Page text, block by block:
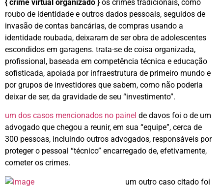
{ crime virtual organizado } os crimes tradicionais, como
roubo de identidade e outros dados pessoais, seguidos de
invasão de contas bancárias, de compras usando a
identidade roubada, deixaram de ser obra de adolescentes
escondidos em garagens. trata-se de coisa organizada,
profissional, baseada em competência técnica e educação
sofisticada, apoiada por infraestrutura de primeiro mundo e
por grupos de investidores que sabem, como não poderia
deixar de ser, da gravidade de seu “investimento”.
um dos casos mencionados no painel de davos foi o de um
advogado que chegou a reunir, em sua “equipe”, cerca de
300 pessoas, incluindo outros advogados, responsáveis por
proteger o pessoal “técnico” encarregado de, efetivamente,
cometer os crimes.
um outro caso citado foi